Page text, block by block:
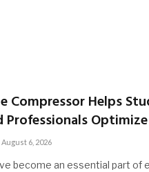
Compressor Helps
Professionals
August 6, 2026
become an essential part of